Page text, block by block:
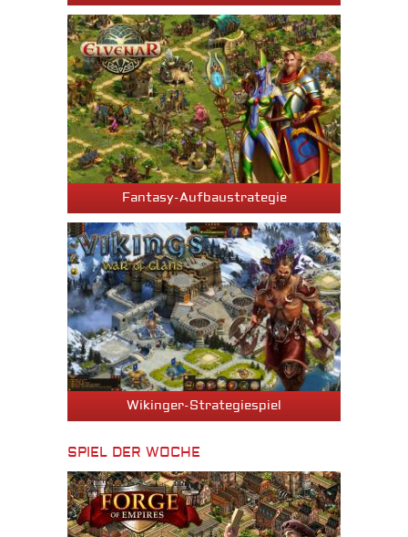
Fantasy-Aufbaustrategie
Wikinger-Strategiespiel
SPIEL DER WOCHE